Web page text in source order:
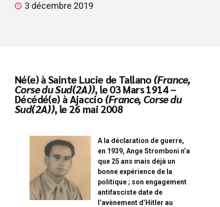
3 décembre 2019
Né(e) à Sainte Lucie de Tallano (France,
Corse du Sud(2A)), le 03 Mars 1914 –
Décédé(e) à Ajaccio (France, Corse du
Sud(2A)), le 26 mai 2008
A la déclaration de guerre,
en 1939, Ange Stromboni n’a
que 25 ans mais déjà un
bonne expérience de la
politique ; son engagement
antifasciste date de
l’avènement d’Hitler au